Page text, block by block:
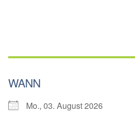
WANN
Mo., 03. August 2026